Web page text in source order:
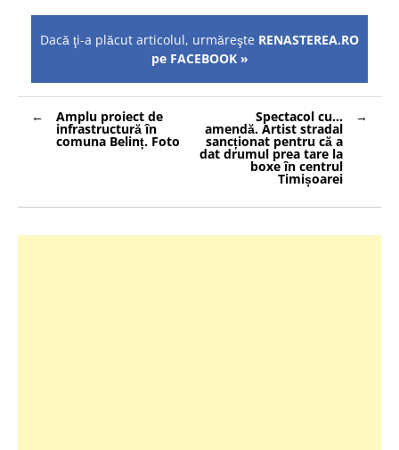
Dacă ţi-a plăcut articolul, urmăreşte RENASTEREA.RO
pe FACEBOOK »
Navigare
în
articole
Amplu proiect de
infrastructură în
comuna Belinț. Foto
Spectacol cu…
amendă. Artist stradal
sancționat pentru că a
dat drumul prea tare la
boxe în centrul
Timișoarei